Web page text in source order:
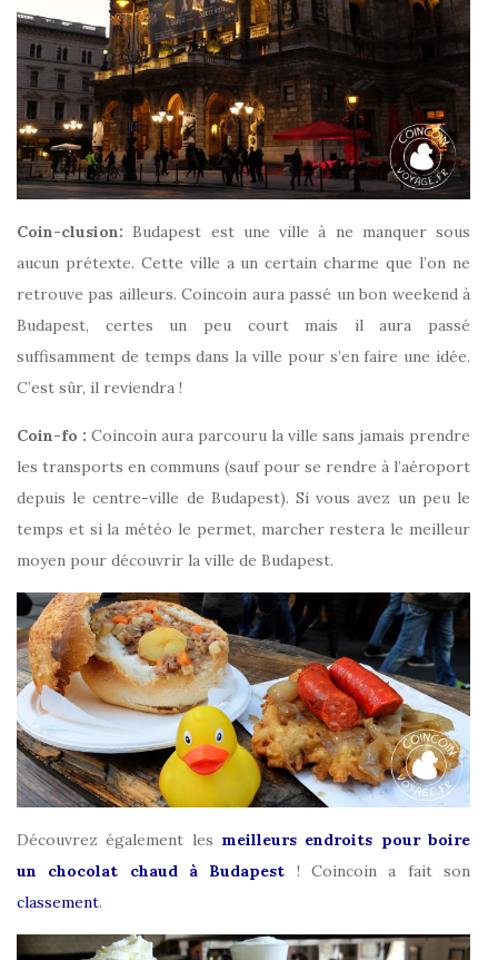
Coin-clusion: Budapest est une ville à ne manquer sous
aucun prétexte. Cette ville a un certain charme que l’on ne
retrouve pas ailleurs. Coincoin aura passé un bon weekend à
Budapest, certes un peu court mais il aura passé
suffisamment de temps dans la ville pour s’en faire une idée.
C’est sûr, il reviendra !
Coin-fo : Coincoin aura parcouru la ville sans jamais prendre
les transports en communs (sauf pour se rendre à l’aéroport
depuis le centre-ville de Budapest). Si vous avez un peu le
temps et si la météo le permet, marcher restera le meilleur
moyen pour découvrir la ville de Budapest.
Découvrez également les meilleurs endroits pour boire
un chocolat chaud à Budapest ! Coincoin a fait son
classement.